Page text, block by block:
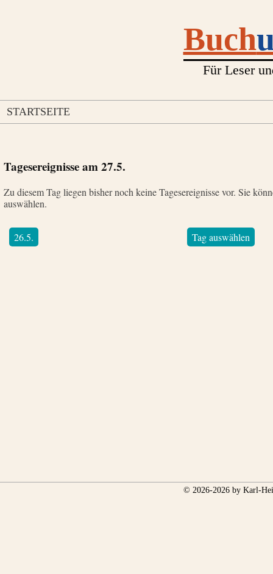
Buch
Für Leser
STARTSEITE
Tagesereignisse am27.5.
Zu diesem Tag liegen bisher noch keine Tagesereignisse vor. Sie
auswählen.
26.5. Tag auswählen
© 2026-2026 by Karl-